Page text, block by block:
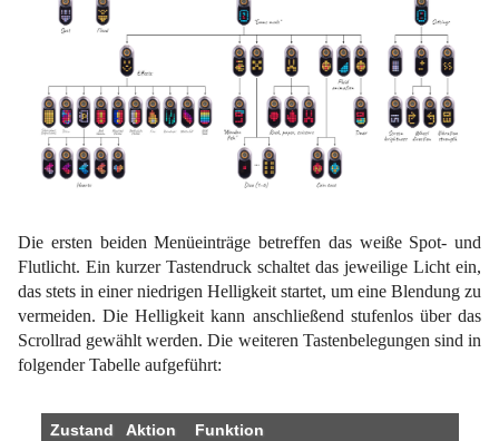
Die ersten beiden Menüeinträge betreffen das weiße Spot- und
Flutlicht. Ein kurzer Tastendruck schaltet das jeweilige Licht ein,
das stets in einer niedrigen Helligkeit startet, um eine Blendung zu
vermeiden. Die Helligkeit kann anschließend stufenlos über das
Scrollrad gewählt werden. Die weiteren Tastenbelegungen sind in
folgender Tabelle aufgeführt:
Zustand Aktion Funktion